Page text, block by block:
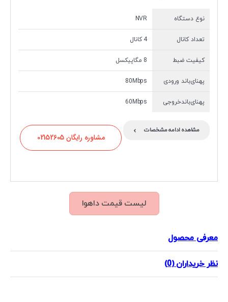
نوع دستگاه NVR
تعداد کانال 4 کانال
کیفیت ضبط 8 مگاپیکسل
پهنای‌باند ورودی 80Mbps
پهنای‌باندخروجی 60Mbps
مشاهده ادامه مشخصات ›
مشاوره رایگان 02152605
لیست قیمت داهوا
معرفی محصول
نظر خریداران (0)